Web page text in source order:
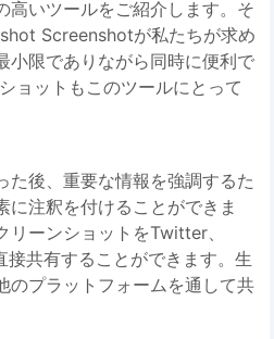
高いツールをご紹介します。そ
Screenshotが私たちが求め
小限でありながら同時に便利で
ョットもこのツールにとって
た後、重要な情報を強調するた
に注釈を付けることができま
ーンショットをTwitter、
共有することができます。生
のプラットフォームを通して共